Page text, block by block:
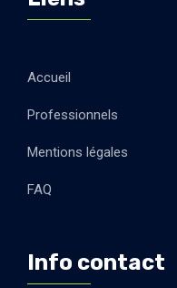
Accueil
Professionnels
Mentions légales
FAQ
Info contact